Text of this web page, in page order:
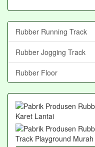
Rubber Running Track
Rubber Jogging Track
Rubber Floor